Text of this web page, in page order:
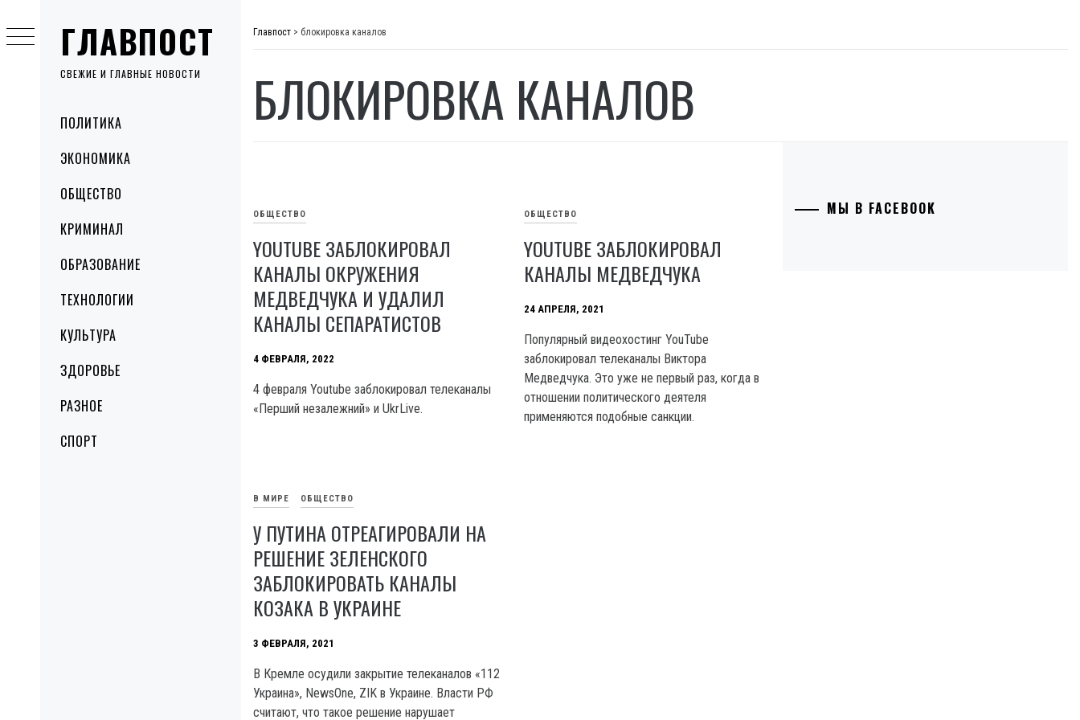
ГЛАВПОСТ
СВЕЖИЕ И ГЛАВНЫЕ НОВОСТИ
MenuПОЛИТИКА
ЭКОНОМИКА
ОБЩЕСТВО
КРИМИНАЛ
ОБРАЗОВАНИЕ
ТЕХНОЛОГИИ
КУЛЬТУРА
ЗДОРОВЬЕ
РАЗНОЕ
СПОРТ
to
content
Главпост > блокировка каналов
БЛОКИРОВКА КАНАЛОВ
ОБЩЕСТВО
YOUTUBE ЗАБЛОКИРОВАЛ
КАНАЛЫ ОКРУЖЕНИЯ
МЕДВЕДЧУКА И УДАЛИЛ
КАНАЛЫ СЕПАРАТИСТОВ
4 ФЕВРАЛЯ, 2022
4 февраля Youtube заблокировал телеканалы
«Перший незалежний» и UkrLive.
ОБЩЕСТВО
YOUTUBE ЗАБЛОКИРОВАЛ
КАНАЛЫ МЕДВЕДЧУКА
24 АПРЕЛЯ, 2021
Популярный видеохостинг YouTube
заблокировал телеканалы Виктора
Медведчука. Это уже не первый раз, когда в
отношении политического деятеля
применяются подобные санкции.
В МИРЕ ОБЩЕСТВО
У ПУТИНА ОТРЕАГИРОВАЛИ НА
РЕШЕНИЕ ЗЕЛЕНСКОГО
ЗАБЛОКИРОВАТЬ КАНАЛЫ
КОЗАКА В УКРАИНЕ
3 ФЕВРАЛЯ, 2021
В Кремле осудили закрытие телеканалов «112
Украина», NewsOne, ZIK в Украине. Власти РФ
считают, что такое решение нарушает
МЫ В FACEBOOK